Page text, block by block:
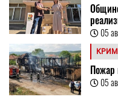
05
Пожар
05